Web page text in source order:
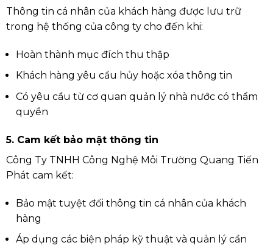
Thông tin cá nhân của khách hàng được lưu trữ
trong hệ thống của công ty cho đến khi:
Hoàn thành mục đích thu thập
Khách hàng yêu cầu hủy hoặc xóa thông tin
Có yêu cầu từ cơ quan quản lý nhà nước có thẩm
quyền
5. Cam kết bảo mật thông tin
Công Ty TNHH Công Nghệ Môi Trường Quang Tiến
Phát cam kết:
Bảo mật tuyệt đối thông tin cá nhân của khách
hàng
Áp dụng các biện pháp kỹ thuật và quản lý cần